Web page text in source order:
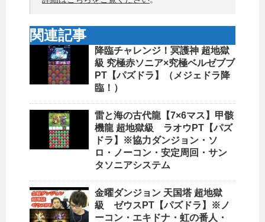
関連記事
降臨チャレンジ！冥護神 超地獄
級 究極赤ソニア×究極ベルゼブブ
PT【パズドラ】（メジェドラ降
臨！）
雷と海の古代龍【7×6マス】甲骸
機龍 超地獄級 ラオウPT【パズ
ドラ】※協力ダンジョン・ソ
ロ・ノーコン・安定周回・サン
タソニアシステム
金曜ダンジョン 天国塔 超地獄
級 ゼウスPT【パズドラ】※ノ
ーコン・エキドナ・虹の番人・